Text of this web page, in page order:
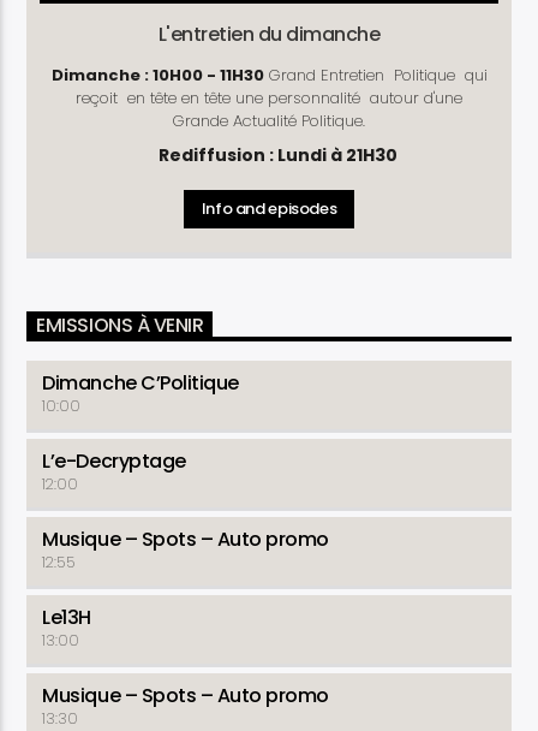
L'entretien du dimanche
Dimanche : 10H00 - 11H30Grand Entretien Politique qui
reçoit en tête en tête une personnalité autour d'une
Grande Actualité Politique.
Rediffusion : Lundi à 21H30
Info and episodes
EMISSIONS À VENIR
Dimanche C’Politique
10:00
L’e-Decryptage
12:00
Musique – Spots – Auto promo
12:55
Le13H
13:00
Musique – Spots – Auto promo
13:30